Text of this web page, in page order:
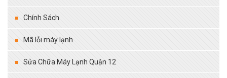
Chính Sách
Mã lỗi máy lạnh
Sửa Chữa Máy Lạnh Quận 12